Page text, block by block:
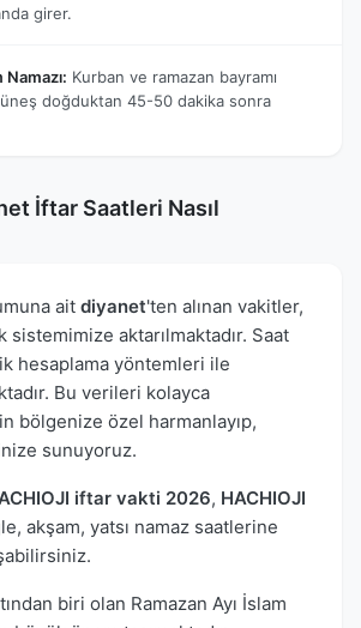
girer.
Kurban ve ramazan bayramı
doğduktan 45-50 dakika sonra
İftar Saatleri Nasıl
ait diyanet'ten alınan vakitler,
sistemimize aktarılmaktadır. Saat
hesaplama yöntemleri ile
Bu verileri kolayca
bölgenize özel harmanlayıp,
sunuyoruz.
iftar vakti 2026, HACHIOJI
akşam, yatsı namaz saatlerine
biri olan Ramazan Ayı İslam